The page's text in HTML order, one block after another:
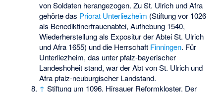
von Soldaten herangezogen. Zu St. Ulrich und Afra
gehörte das Priorat Unterliezheim (Stiftung vor 1026
als Benediktinerfrauenabtei, Aufhebung 1540,
Wiederherstellung als Expositur der Abtei St. Ulrich
und Afra 1655) und die Herrschaft Finningen. Für
Unterliezheim, das unter pfalz-bayerischer
Landeshoheit stand, war der Abt von St. Ulrich und
Afra pfalz-neuburgischer Landstand.
↑ Stiftung um 1096. Hirsauer Reformkloster. Der